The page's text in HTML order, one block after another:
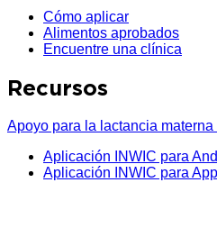
Cómo aplicar
Alimentos aprobados
Encuentre una clínica
Recursos
Apoyo para la lactancia materna
Aplicación INWIC para
Aplicación INWIC para